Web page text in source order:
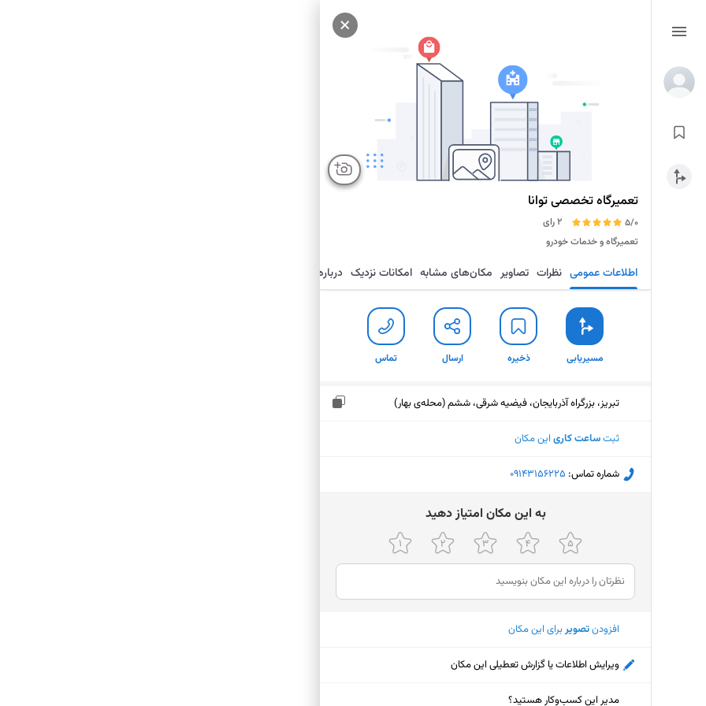
تعمیرگاه تخصصی توانا
5/0
2 رای
تعمیرگاه و خدمات خودرو
اطلاعات عمومی نظرات تصاویر مکان‌های مشابه امکانات نزدیک درباره
مسیریابی ذخیره ارسال تماس
تبریز، بزرگراه آذربایجان، فیضیه شرقی، ششم (محله‌ی بهار)
ثبتساعت کاری این مکان
شماره تماس: ‎09143156225
ﺑﻪ اﯾﻦ ﻣﮑﺎن اﻣﺘﯿﺎز دﻫﯿﺪ
افزودنتصویربرای این مکان
ویرایش اطلاعات یا گزارش تعطیلی این مکان
مدیر این کسب‌وکار هستید؟